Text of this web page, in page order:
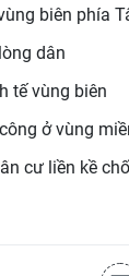
biên phía
dân
tế vùng biên
ở vùng
cư liền kề